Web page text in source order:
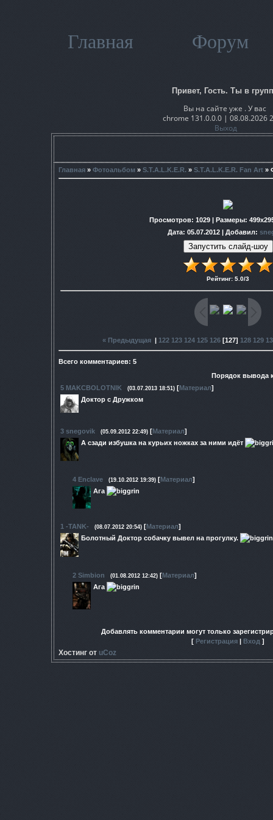
Главная Форум
Привет, Гость. Ты в
Вы на сайте уже . У вас
chrome 131.0.0.0 | 08.08.2026
Выход
Главная » Фотоальбом » S.T.A.L.K.E.R. » S.T.A.L.K.E.R. Fan Art »
Просмотров: 1029 | Размеры:
Дата: 05.07.2012 | Добавил:
Рейтинг: 5.0/3
« Предыдущая| 122 123 124 125 126[127] 128 129
Всего комментариев: 5
Порядок вывода
5 MAKCBOLOTNIK (03.07.2013 18:51) [Материал]
Доктор с Дружком
3 snegovik (05.09.2012 22:49) [Материал]
А сзади избушка на курьих ножках за ними идёт
4 Enclave (19.10.2012 19:39) [Материал]
Ага
1 -TANK- (08.07.2012 20:54) [Материал]
Болотный Доктор собачку вывел на прогулку.
2 Simbion (01.08.2012 12:42) [Материал]
Ага
Добавлять комментарии могут только
[ Регистрация Вход ]
Хостинг от uCoz